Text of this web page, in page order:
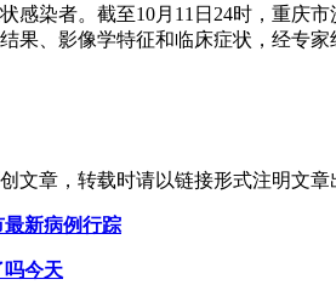
感染者。截至10月11日24时，重庆
果、影像学特征和临床症状，经专家
文章，转载时请以链接形式注明文章
新病例行踪
吗今天